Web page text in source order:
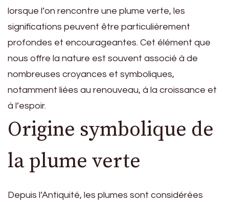
lorsque l’on rencontre une plume verte, les
significations peuvent être particulièrement
profondes et encourageantes. Cet élément que
nous offre la nature est souvent associé à de
nombreuses croyances et symboliques,
notamment liées au renouveau, à la croissance et
à l’espoir.
Origine symbolique de
la plume verte
Depuis l’Antiquité, les plumes sont considérées